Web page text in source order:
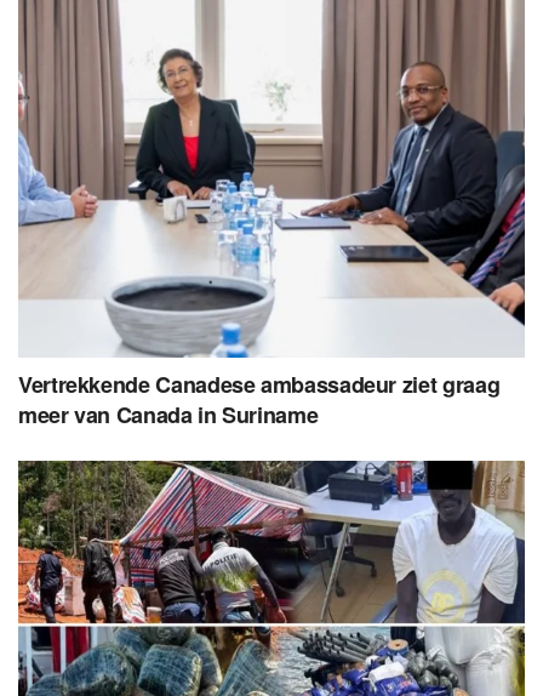
Vertrekkende Canadese ambassadeur ziet graag
meer van Canada in Suriname